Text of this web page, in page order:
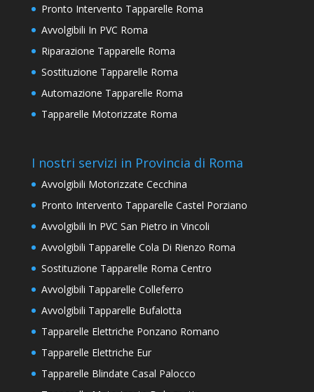
Pronto Intervento Tapparelle Roma
Avvolgibili In PVC Roma
Riparazione Tapparelle Roma
Sostituzione Tapparelle Roma
Automazione Tapparelle Roma
Tapparelle Motorizzate Roma
I nostri servizi in Provincia di Roma
Avvolgibili Motorizzate Cecchina
Pronto Intervento Tapparelle Castel Porziano
Avvolgibili In PVC San Pietro in Vincoli
Avvolgibili Tapparelle Cola Di Rienzo Roma
Sostituzione Tapparelle Roma Centro
Avvolgibili Tapparelle Colleferro
Avvolgibili Tapparelle Bufalotta
Tapparelle Elettriche Ponzano Romano
Tapparelle Elettriche Eur
Tapparelle Blindate Casal Palocco